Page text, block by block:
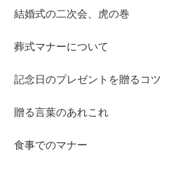
結婚式の二次会、虎の巻
葬式マナーについて
記念日のプレゼントを贈るコツ
贈る言葉のあれこれ
食事でのマナー